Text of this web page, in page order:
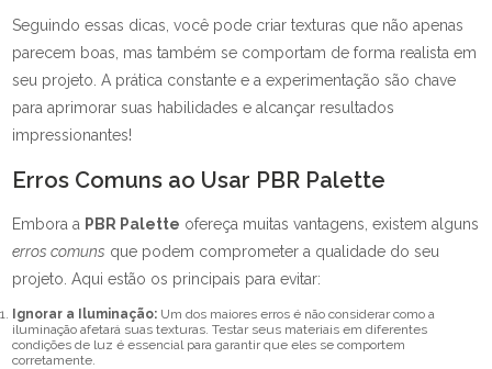
Seguindo essas dicas, você pode criar texturas que não apenas
parecem boas, mas também se comportam de forma realista em
seu projeto. A prática constante e a experimentação são chave
para aprimorar suas habilidades e alcançar resultados
impressionantes!
Erros Comuns ao Usar PBR Palette
Embora a PBR Palette ofereça muitas vantagens, existem alguns
erros comuns que podem comprometer a qualidade do seu
projeto. Aqui estão os principais para evitar:
Ignorar a Iluminação: Um dos maiores erros é não considerar como a
iluminação afetará suas texturas. Testar seus materiais em diferentes
condições de luz é essencial para garantir que eles se comportem
corretamente.